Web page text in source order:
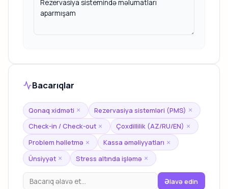
Bacarıqlar
Qonaq xidməti × Rezervasiya sistemləri (PMS) ×
Check-in / Check-out × Çoxdillilik (AZ/RU/EN) ×
Problem həlletmə × Kassa əməliyyatları ×
Ünsiyyət × Stress altında işləmə ×
Əlavə edin